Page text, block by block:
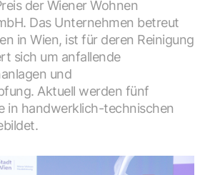
der Wiener Wohnen
Das Unternehmen betreut
in Wien, ist für deren Reinigung
sich um anfallende
und
Aktuell werden fünf
in handwerklich-technischen